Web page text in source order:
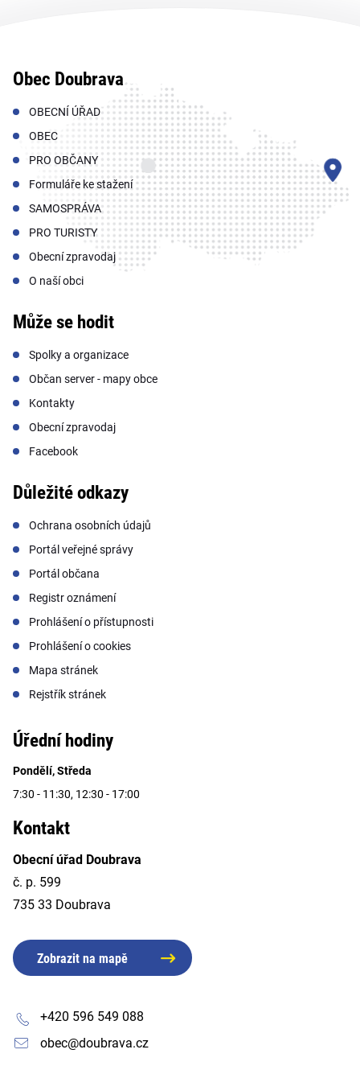
Obec Doubrava
OBECNÍ ÚŘAD
OBEC
PRO OBČANY
Formuláře ke stažení
SAMOSPRÁVA
PRO TURISTY
Obecní zpravodaj
O naší obci
Může se hodit
Spolky a organizace
Občan server - mapy obce
Kontakty
Obecní zpravodaj
Facebook
Důležité odkazy
Ochrana osobních údajů
Portál veřejné správy
Portál občana
Registr oznámení
Prohlášení o přístupnosti
Prohlášení o cookies
Mapa stránek
Rejstřík stránek
Úřední hodiny
Pondělí, Středa
7:30 - 11:30, 12:30 - 17:00
Kontakt
Obecní úřad Doubrava
č. p. 599
735 33 Doubrava
Zobrazit na mapě
+420 596 549 088
obec@doubrava.cz